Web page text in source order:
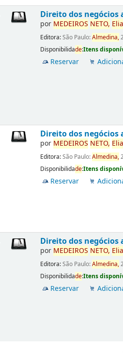
Direito dos
por MEDEIROS NETO,
Editora:São Paulo:Almedina,
Disponibilidade:Itens
Reservar
Direito dos
por MEDEIROS NETO,
Editora:São Paulo:Almedina,
Disponibilidade:Itens
Reservar
Direito dos negócios
por MEDEIROS NETO,
Editora:São Paulo:Almedina,
Disponibilidade:Itens
Reservar